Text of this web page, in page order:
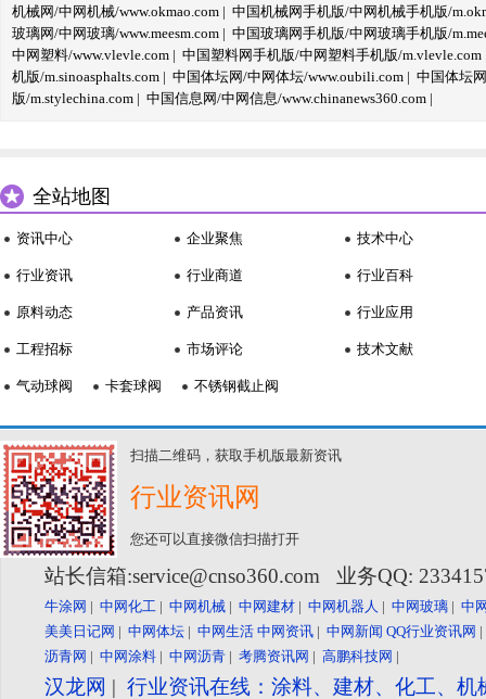
机械网/中网机械/www.okmao.com | 中国机械网手机版/中网机械手机版/
玻璃网/中网玻璃/www.meesm.com | 中国玻璃网手机版/中网玻璃手机版/
中网塑料/www.vlevle.com | 中国塑料网手机版/中网塑料手机版/m.vlevle.com
机版/m.sinoasphalts.com | 中国体坛网/中网体坛/www.oubili.com | 中国体坛
版/m.stylechina.com | 中国信息网/中网信息/www.chinanews360.com |
全站地图
资讯中心
行业资讯
原料动态
工程招标
企业聚焦
行业商道
产品资讯
市场评论
技术中心
行业百科
行业应用
技术文献
气动球阀 卡套球阀 不锈钢截止阀
扫描二维码，获取手机版最新资讯
行业资讯网
您还可以直接微信扫描打开
站长信箱:service@cnso360.com 业务QQ:
牛涂网 | 中网化工 | 中网机械 | 中网建材 | 中网机器人 | 中网玻璃 | 中
美美日记网 | 中网体坛 | 中网生活 中网资讯 | 中网新闻 QQ行业资讯网
沥青网 | 中网涂料 | 中网沥青 | 考腾资讯网 | 高鹏科技网 |
汉龙网 | 行业资讯在线：涂料、建材、化工、